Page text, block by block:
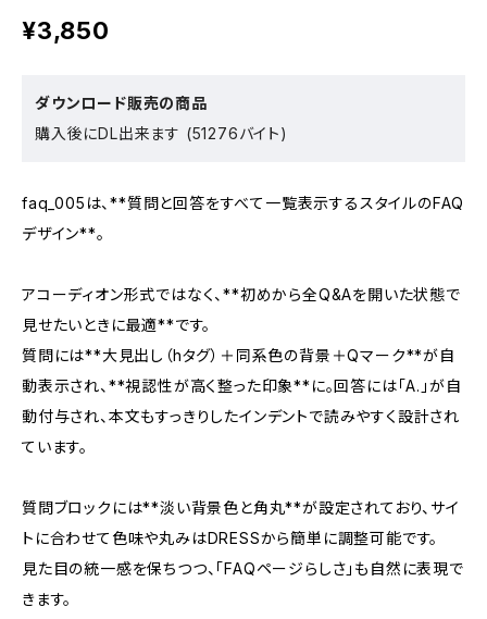
¥3,850
ダウンロード販売の商品
購入後にDL出来ます (51276バイト)
faq_005は、**質問と回答をすべて一覧表示するスタイルのFAQ
デザイン**。
アコーディオン形式ではなく、**初めから全Q&Aを開いた状態で
見せたいときに最適**です。
質問には**大見出し（hタグ）＋同系色の背景＋Qマーク**が自
動表示され、**視認性が高く整った印象**に。回答には「A.」が自
動付与され、本文もすっきりしたインデントで読みやすく設計され
ています。
質問ブロックには**淡い背景色と角丸**が設定されており、サイ
トに合わせて色味や丸みはDRESSから簡単に調整可能です。
見た目の統一感を保ちつつ、「FAQページらしさ」も自然に表現で
きます。